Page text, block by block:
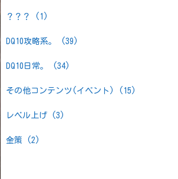
？？？ (1)
DQ10攻略系。 (39)
DQ10日常。 (34)
その他コンテンツ(イベント) (15)
レベル上げ (3)
金策 (2)